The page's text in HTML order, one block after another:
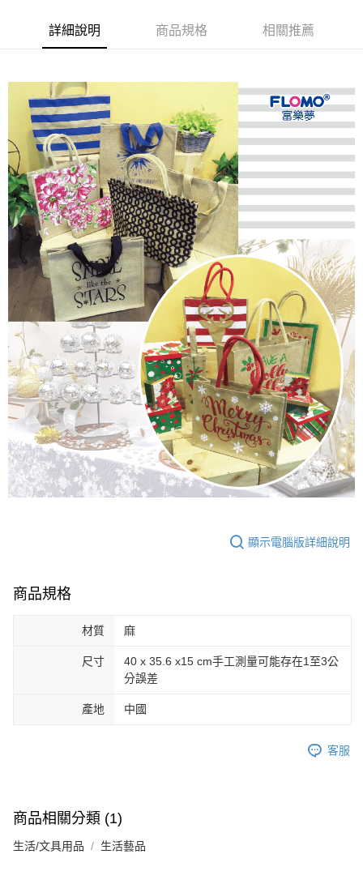
【「AFTEE先享後付」結帳流程】
１．於結帳方式選擇「AFTEE先享後付」後，將跳轉至「AFTEE先享後付」
３．收到繳費通知簡訊後14天內，點擊此簡訊中的連結，可透過四大超商／
ATM／網路銀行／等多元方式進行付款，方視為交易完成。
※ 請注意：結帳手續完成當下不需立刻繳費，但若您需要取消訂單，請聯絡
購買商品的店家。未經商家同意取消之訂單仍視為有效，需透過AFTEE先享
後付繳納相關費用。
※ 交易是否成功請以「AFTEE先享後付 」之結帳頁面顯示為準，若有關於
是否繳費成功／繳費後需取消欲退款等相關疑問，請聯繫「AFTEE先享後付
客戶支援中心」https://netprotections.freshdesk.com/support/home
【注意事項】
１．透過由恩沛科技股份有限公司提供之「AFTEE先享後付」服務完成之交
易，需依本服務之必要範圍內提供個人資料，並將交易相關給付款項請求債
權轉讓予恩沛科技股份有限公司。
２．關於個人資料處理事宜，請瀏覽以下網址：
https://aftee.tw/terms/#terms3
３．未成年的使用者請事先徵得法定代理人或監護人之同意方可使用
「AFTEE先享後付」，若未經同意申辦者引起之損失，本公司不負相關責
任。
４．使用「AFTEE先享後付」時，將依據個別帳號之用戶狀況，依本公司即
時審查核予不同之上限額度；若仍有額度不足之情形，本公司將視審查結果
請求用戶進行身份認證。
５．嚴禁一人註冊多個帳號或使用他人資訊註冊。若發現惡意使用之情形，
恩沛科技股份有限公司將有權停止該用戶之使用額度並採取法律行動。
每筆NT$80，滿NT$666(含以上)免運費
每筆NT$80，滿NT$666(含以上)免運費
宅配
每筆NT$80，滿NT$666(含以上)免運費
離島宅配
每筆NT$280
詳細說明 商品規格 相關推薦
顯示電腦版詳細說明
商品規格
材質 麻
尺寸
40 x 35.6 x15 cm手工測量可能存在1至3公
分誤差
產地 中國
客服
商品相關分類 (1)
生活/文具用品 生活藝品